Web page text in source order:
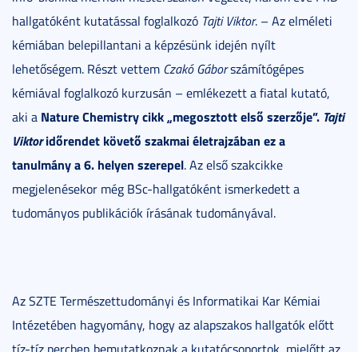
hallgatóként kutatással foglalkozó Tajti Viktor. – Az elméleti
kémiában belepillantani a képzésünk idején nyílt
lehetőségem. Részt vettem Czakó Gáborszámítógépes
kémiával foglalkozó kurzusán – emlékezett a fiatal kutató,
aki a Nature Chemistry cikk „megosztott első szerzője”. Tajti
Viktoridőrendet követő szakmai életrajzában ez a
tanulmány a 6. helyen szerepel. Az első szakcikke
megjelenésekor még BSc-hallgatóként ismerkedett a
tudományos publikációk írásának tudományával.
Az SZTE Természettudományi és Informatikai Kar Kémiai
Intézetében hagyomány, hogy az alapszakos hallgatók előtt